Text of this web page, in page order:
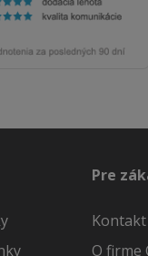
Pre
Kontakt
O firme